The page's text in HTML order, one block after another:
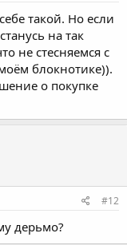
такой. Но если
на так
не стесняемся с
блокнотике)).
о покупке
#12
дерьмо?